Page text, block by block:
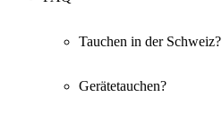
Tauchen in der Schweiz?
Gerätetauchen?